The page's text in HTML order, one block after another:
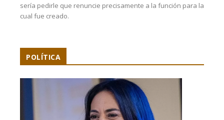
sería pedirle que renuncie precisamente a la función para la
cual fue creado.
POLÍTICA